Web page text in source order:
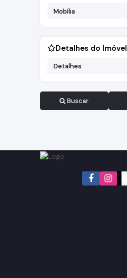
Mobília
Detalhes do Imóvel
Detalhes
Buscar